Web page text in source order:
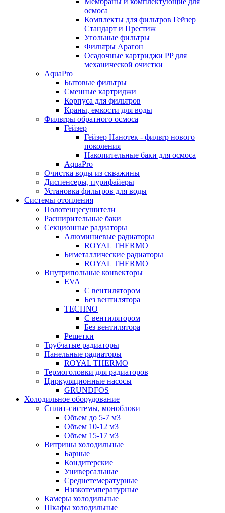
осмоса
Комплекты для фильтров Гейзер
Стандарт и Престиж
Угольные фильтры
Фильтры Арагон
Осадочные картриджи PP для
механической очистки
AquaPro
Бытовые фильтры
Сменные картриджи
Корпуса для фильтров
Краны, емкости для воды
Фильтры обратного осмоса
Гейзер
Гейзер Нанотек - фильтр нового
поколения
Накопительные баки для осмоса
AquaPro
Очистка воды из скважины
Диспенсеры, пурифайеры
Установка фильтров для воды
Системы отопления
Полотенцесушители
Расширительные баки
Секционные радиаторы
Алюминиевые радиаторы
ROYAL THERMO
Биметаллические радиаторы
ROYAL THERMO
Внутрипольные конвекторы
EVA
С вентилятором
Без вентилятора
TECHNO
С вентилятором
Без вентилятора
Решетки
Трубчатые радиаторы
Панельные радиаторы
ROYAL THERMO
Термоголовки для радиаторов
Циркуляционные насосы
GRUNDFOS
Холодильное оборудование
Сплит-системы, моноблоки
Объем до 5-7 м3
Объем 10-12 м3
Объем 15-17 м3
Витрины холодильные
Барные
Кондитерские
Универсальные
Среднетемературные
Низкотемпературные
Камеры холодильные
Шкафы холодильные